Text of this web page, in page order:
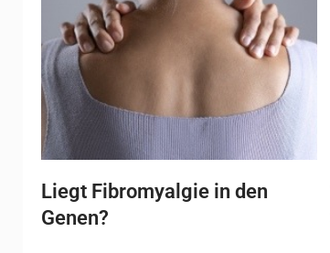
Liegt Fibromyalgie in den
Genen?